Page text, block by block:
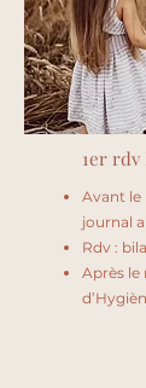
1er rdv
Avant le
journal
Rdv :
Après